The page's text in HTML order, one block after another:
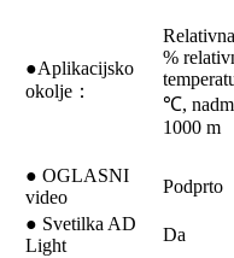
●Aplikacijsko
okolje：
%
℃,
1000 m
● OGLASNI
video
Podprto
● Svetilka AD
Light
Da